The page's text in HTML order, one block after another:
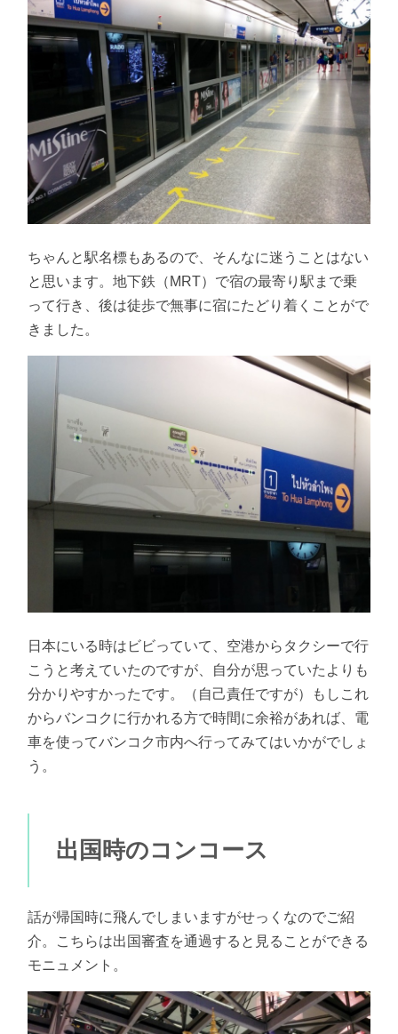
ちゃんと駅名標もあるので、そんなに迷うことはない
と思います。地下鉄（MRT）で宿の最寄り駅まで乗
って行き、後は徒歩で無事に宿にたどり着くことがで
きました。
日本にいる時はビビっていて、空港からタクシーで行
こうと考えていたのですが、自分が思っていたよりも
分かりやすかったです。（自己責任ですが）もしこれ
からバンコクに行かれる方で時間に余裕があれば、電
車を使ってバンコク市内へ行ってみてはいかがでしょ
う。
出国時のコンコース
話が帰国時に飛んでしまいますがせっくなのでご紹
介。こちらは出国審査を通過すると見ることができる
モニュメント。